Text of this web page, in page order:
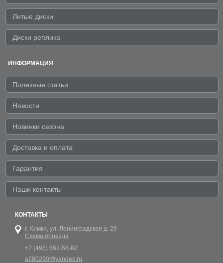
Литые диски
Диски реплика
ИНФОРМАЦИЯ
Полезные статьи
Новости
Новинки сезона
Доставка и оплата
Гарантия
Наши контакты
КОНТАКТЫ
г. Химки, ул. Ленинградская д. 29
Схема проезда
+7 (495) 662-58-82
a280290@yandex.ru